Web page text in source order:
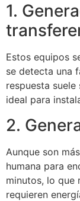
1.
Estos equipos
se detecta una
respuesta suele
ideal para
2.
Aunque son
humana para
minutos, lo que
requieren